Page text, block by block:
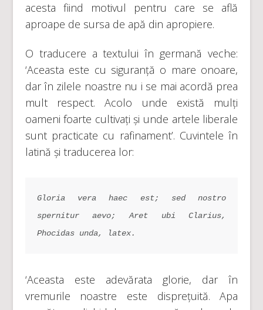
acesta fiind motivul pentru care se află
aproape de sursa de apă din apropiere.
O traducere a textului în germană veche:
‘Aceasta este cu siguranță o mare onoare,
dar în zilele noastre nu i se mai acordă prea
mult respect. Acolo unde există mulți
oameni foarte cultivați și unde artele liberale
sunt practicate cu rafinament’. Cuvintele în
latină și traducerea lor:
Gloria vera haec est; sed nostro
spernitur aevo; Aret ubi Clarius,
Phocidas unda, latex.
‘Aceasta este adevărata glorie, dar în
vremurile noastre este disprețuită. Apa